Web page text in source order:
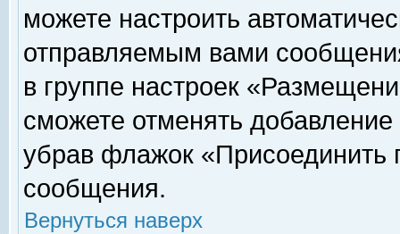
можете настроить
отправляемым вами
в группе настроек
сможете отменять
убрав флажок «Присоединить
сообщения.
Вернуться наверх